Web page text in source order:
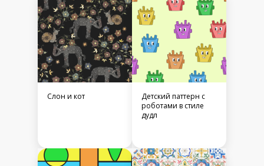
Слон и кот
Детский паттерн с
роботами в стиле
дудл